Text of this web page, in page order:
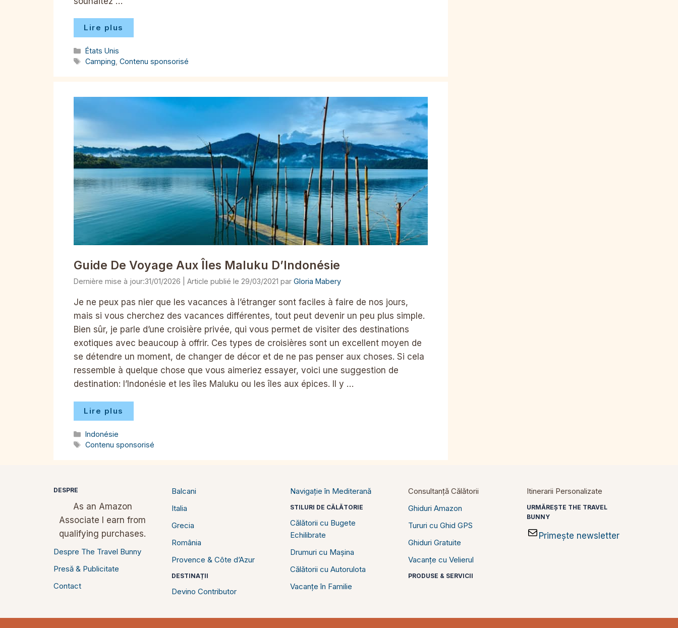
Lire plus
Catégories
États Unis
Étiquettes
Camping ,Contenu sponsorisé
Guide De Voyage Aux Îles Maluku D’Indonésie
31/01/2026 29/03/2021 par Gloria Mabery
Je ne peux pas nier que les vacances à l’étranger sont faciles à faire de nos jours,
mais si vous cherchez des vacances différentes, tout peut devenir un peu plus simple.
Bien sûr, je parle d’une croisière privée, qui vous permet de visiter des destinations
exotiques avec beaucoup à offrir. Ces types de croisières sont un excellent moyen de
se détendre un moment, de changer de décor et de ne pas penser aux choses. Si cela
ressemble à quelque chose que vous aimeriez essayer, voici une suggestion de
destination: l’Indonésie et les îles Maluku ou les îles aux épices. Il y …
Lire plus
Catégories
Indonésie
Étiquettes
Contenu sponsorisé
DESPRE
As an Amazon
Associate I earn from
qualifying purchases.
Despre The Travel Bunny
Presă & Publicitate
Contact
Balcani
Italia
Grecia
România
Provence & Côte d’Azur
DESTINAȚII
Devino Contributor
Navigație în Mediterană
STILURI DE CĂLĂTORIE
Călătorii cu Bugete
Echilibrate
Drumuri cu Mașina
Călătorii cu Autorulota
Vacanțe în Familie
Consultanță Călătorii
Ghiduri Amazon
Tururi cu Ghid GPS
Ghiduri Gratuite
Vacanțe cu Velierul
PRODUSE & SERVICII
Itinerarii Personalizate
URMĂREȘTE THE TRAVEL
BUNNY
Primește newsletter